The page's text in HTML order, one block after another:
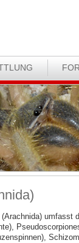
umfasst